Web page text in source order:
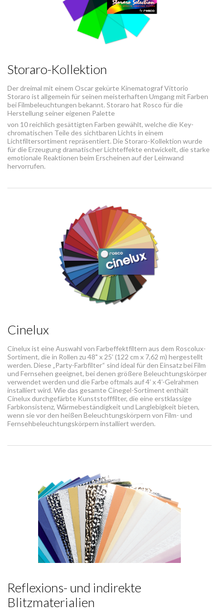
Storaro-Kollektion
Der dreimal mit einem Oscar gekürte Kinematograf Vittorio
Storaro ist allgemein für seinen meisterhaften Umgang mit Farben
bei Filmbeleuchtungen bekannt. Storaro hat Rosco für die
Herstellung seiner eigenen Palette
von 10 reichlich gesättigten Farben gewählt, welche die Key-
chromatischen Teile des sichtbaren Lichts in einem
Lichtfiltersortiment repräsentiert. Die Storaro-Kollektion wurde
für die Erzeugung dramatischer Lichteffekte entwickelt, die starke
emotionale Reaktionen beim Erscheinen auf der Leinwand
hervorrufen.
Cinelux
Cinelux ist eine Auswahl von Farbeffektfiltern aus dem Roscolux-
Sortiment, die in Rollen zu 48" x 25’ (122 cm x 7,62 m) hergestellt
werden. Diese „Party-Farbfilter“ sind ideal für den Einsatz bei Film
und Fernsehen geeignet, bei denen größere Beleuchtungskörper
verwendet werden und die Farbe oftmals auf 4’ x 4’-Gelrahmen
installiert wird. Wie das gesamte Cinegel-Sortiment enthält
Cinelux durchgefärbte Kunststofffilter, die eine erstklassige
Farbkonsistenz, Wärmebeständigkeit und Langlebigkeit bieten,
wenn sie vor den heißen Beleuchtungskörpern von Film- und
Fernsehbeleuchtungskörpern installiert werden.
Reflexions- und indirekte
Blitzmaterialien